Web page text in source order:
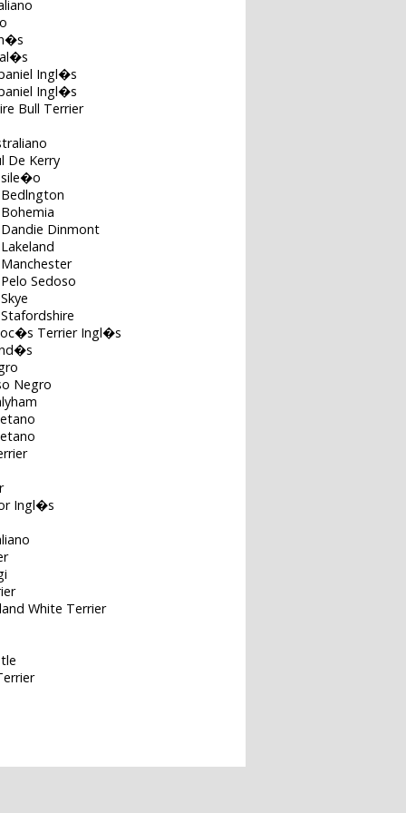
Ingl�s
Ingl�s
Bull Terrier
De Kerry
Dinmont
Sedoso
Terrier Ingl�s
Negro
Ingl�s
White Terrier